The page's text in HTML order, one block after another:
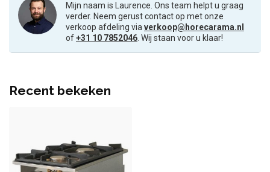
Mijn naam is Laurence. Ons team helpt u graag
verder. Neem gerust contact op met onze
verkoop afdeling viaverkoop@horecarama.nl
of+31 10 7852046. Wij staan voor u klaar!
Recent bekeken